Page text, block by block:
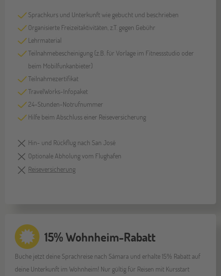
Sprachkurs und Unterkunft wie gebucht und beschrieben
Organisierte Freizeitaktivitäten, z.T. gegen Gebühr
Lehrmaterial
Teilnahmebescheinigung (z.B. für Vorlage im Fitnessstudio oder
beim Mobilfunkanbieter)
Teilnahmezertifikat
TravelWorks-Infopaket
24-Stunden-Notrufnummer
Hilfe beim Abschluss einer Reiseversicherung
Hin- und Rückflug nach San José
Optionale Abholung vom Flughafen
Reiseversicherung
15% Wohnheim-Rabatt
Buche jetzt deine Sprachreise nach Sámara und erhalte 15% Rabatt auf
deine Unterkunft im Wohnheim! Nur gültig für Reisen mit Kursstart